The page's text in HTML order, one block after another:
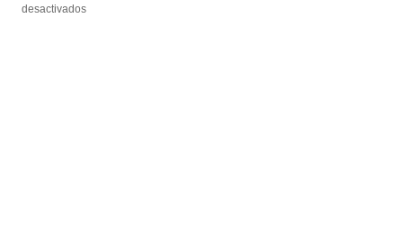
desactivadosen
desactivadosen